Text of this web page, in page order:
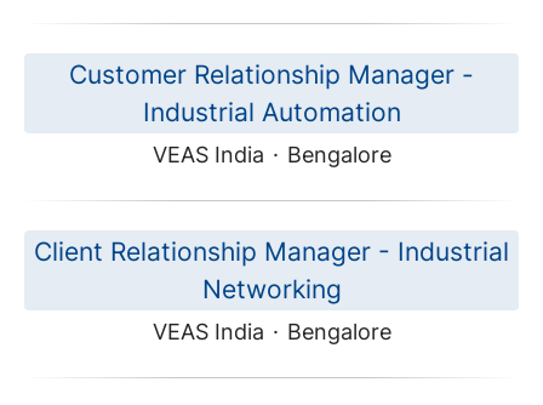
Customer Relationship Manager -
Industrial Automation
VEAS India · Bengalore
Client Relationship Manager - Industrial
Networking
VEAS India · Bengalore